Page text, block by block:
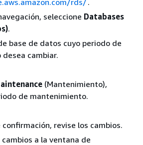
seleccione Databases
.
base de datos cuyo periodo de
cambiar.
(Mantenimiento),
de mantenimiento.
confirmación, revise los cambios.
a la ventana de